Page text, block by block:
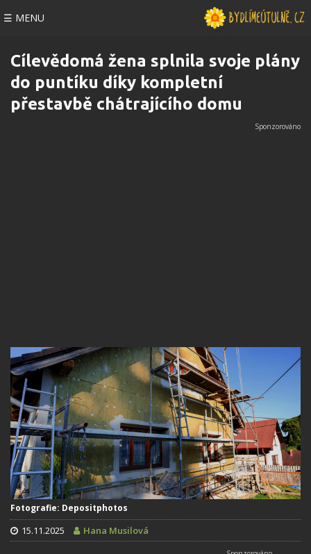
☰ MENU
Cílevědomá žena splnila svoje plány
do puntíku díky kompletní
přestavbě chátrajícího domu
Fotografie: Depositphotos
15.11.2025 Hana Musilová